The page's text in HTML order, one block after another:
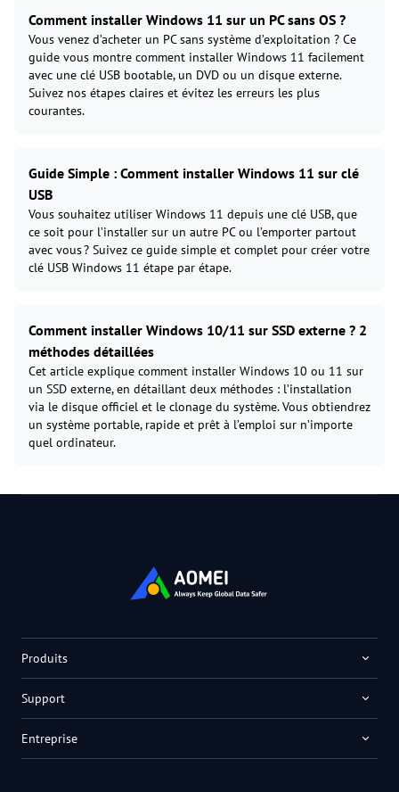
Comment installer Windows 11 sur un PC sans OS ?
Vous venez d’acheter un PC sans système d’exploitation ? Ce
guide vous montre comment installer Windows 11 facilement
avec une clé USB bootable, un DVD ou un disque externe.
Suivez nos étapes claires et évitez les erreurs les plus
courantes.
Guide Simple : Comment installer Windows 11 sur clé
USB
Vous souhaitez utiliser Windows 11 depuis une clé USB, que
ce soit pour l’installer sur un autre PC ou l’emporter partout
avec vous ? Suivez ce guide simple et complet pour créer votre
clé USB Windows 11 étape par étape.
Comment installer Windows 10/11 sur SSD externe ? 2
méthodes détaillées
Cet article explique comment installer Windows 10 ou 11 sur
un SSD externe, en détaillant deux méthodes : l’installation
via le disque officiel et le clonage du système. Vous obtiendrez
un système portable, rapide et prêt à l’emploi sur n’importe
quel ordinateur.
Produits
Support
Entreprise